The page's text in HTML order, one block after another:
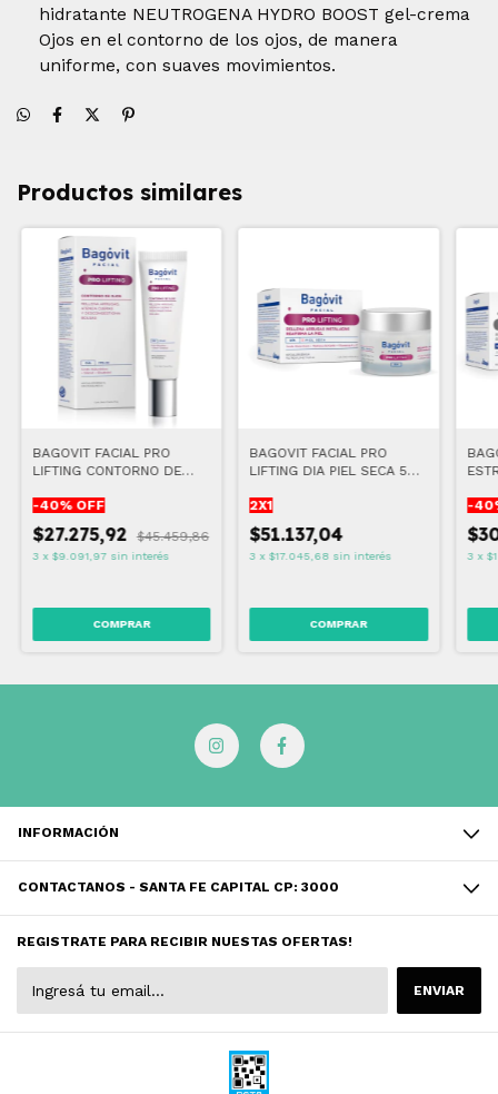
hidratante NEUTROGENA HYDRO BOOST gel-crema
Ojos en el contorno de los ojos, de manera
uniforme, con suaves movimientos.
Productos similares
BAGOVIT FACIAL PRO
LIFTING CONTORNO DE
-40% OFF
$27.275,92 $45.459,86
3 x $9.091,97 sin interés
BAGOVIT FACIAL PRO
LIFTING DIA PIEL SECA 50
2X1
$51.137,04
3 x $17.045,68 sin interés
-40
3 x
INFORMACIÓN
CONTACTANOS - SANTA FE CAPITAL CP: 3000
REGISTRATE PARA RECIBIR NUESTAS OFERTAS!